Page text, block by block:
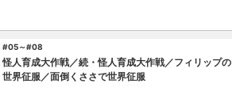
#05～#08
怪人育成大作戦／続・怪人育成大作戦／フィリップの
世界征服／面倒くささで世界征服